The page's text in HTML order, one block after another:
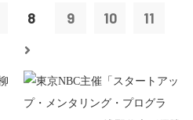
8 9 10 11